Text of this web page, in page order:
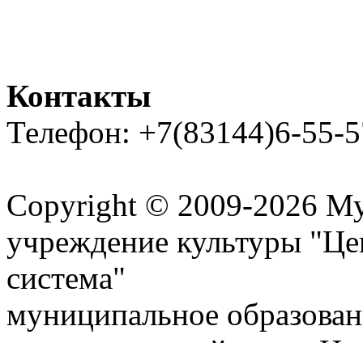
Контакты
Телефон: +7(83144)6-55-
Copyright © 2009-2026
учреждение культуры
система"
муниципальное